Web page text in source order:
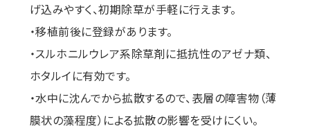
げ込みやすく、初期除草が手軽に行えます。
・移植前後に登録があります。
・スルホニルウレア系除草剤に抵抗性のアゼナ類、
ホタルイに有効です。
・水中に沈んでから拡散するので、表層の障害物（薄
膜状の藻程度）による拡散の影響を受けにくい。